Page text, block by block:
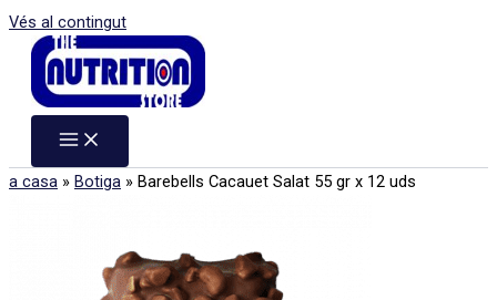
Vés al contingut
a casa » Botiga » Barebells Cacauet Salat 55 gr x 12 uds